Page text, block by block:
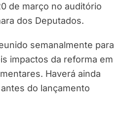
de março no auditório
dos Deputados.
semanalmente para
impactos da reforma em
Haverá ainda
do lançamento